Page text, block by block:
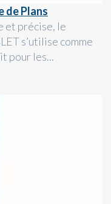
de Plans
et précise, le
s’utilise comme
pour les...